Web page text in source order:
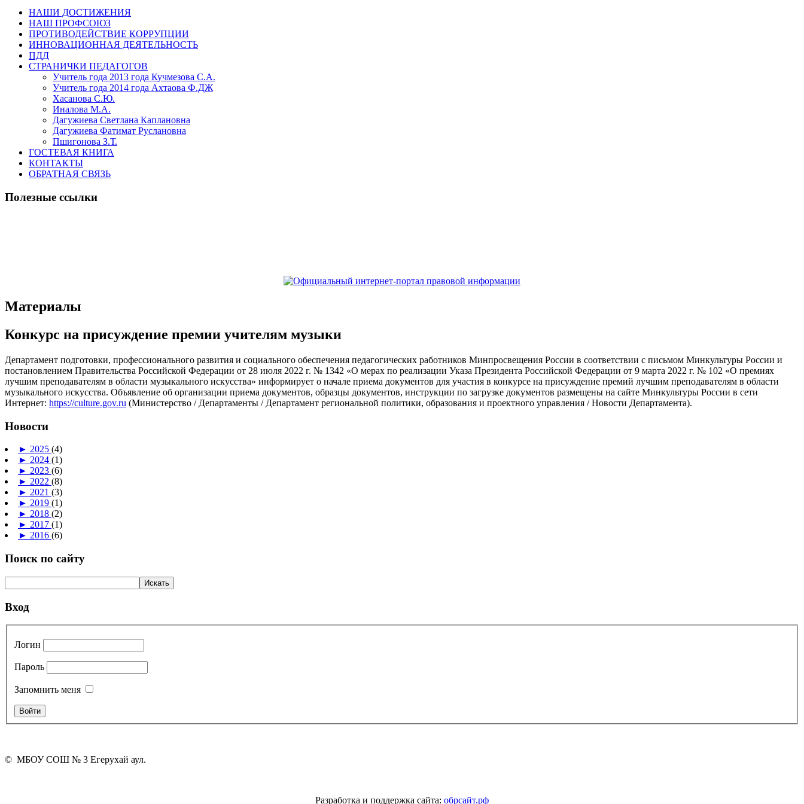
НАШИ ДОСТИЖЕНИЯ
НАШ ПРОФСОЮЗ
ПРОТИВОДЕЙСТВИЕ КОРРУПЦИИ
ИННОВАЦИОННАЯ ДЕЯТЕЛЬНОСТЬ
ПДД
СТРАНИЧКИ ПЕДАГОГОВ
Учитель года 2013 года Кучмезова С.А.
Учитель года 2014 года Ахтаова Ф.ДЖ
Хасанова С.Ю.
Иналова М.А.
Дагужиева Светлана Каплановна
Дагужиева Фатимат Руслановна
Пшигонова З.Т.
ГОСТЕВАЯ КНИГА
КОНТАКТЫ
ОБРАТНАЯ СВЯЗЬ
Полезные ссылки
Материалы
Конкурс на присуждение премии учителям музыки
Департамент подготовки, профессионального развития и социального обеспечения педагогических работников Минпросвещения России в соответствии с письмом Минкультуры России и
постановлением Правительства Российской Федерации от 28 июля 2022 г. № 1342 «О мерах по реализации Указа Президента Российской Федерации от 9 марта 2022 г. № 102 «О премиях
лучшим преподавателям в области музыкального искусства» информирует о начале приема документов для участия в конкурсе на присуждение премий лучшим преподавателям в области
музыкального искусства. Объявление об организации приема документов, образцы документов, инструкции по загрузке документов размещены на сайте Минкультуры России в сети
Интернет: https://culture.gov.ru (Министерство / Департаменты / Департамент региональной политики, образования и проектного управления / Новости Департамента).
Новости
► 2025 (4)
► 2024 (1)
► 2023 (6)
► 2022 (8)
► 2021 (3)
► 2019 (1)
► 2018 (2)
► 2017 (1)
► 2016 (6)
Поиск по сайту
Вход
Логин
Пароль
Запомнить меня
© МБОУ СОШ № 3 Егерухай аул.
Разработка и поддержка сайта: обрсайт.рф